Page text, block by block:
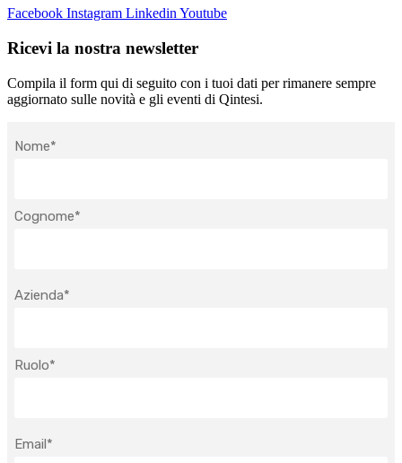
Facebook Instagram Linkedin Youtube
Ricevi la nostra newsletter
Compila il form qui di seguito con i tuoi dati per rimanere sempre
aggiornato sulle novità e gli eventi di Qintesi.